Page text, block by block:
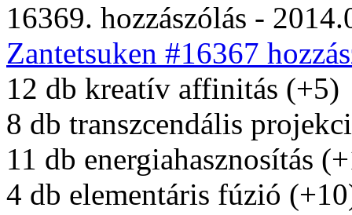
16369. hozzászólás -
Zantetsuken #16367
12 db kreatív affinitás (+5)
8 db transzcendális
11 db energiahasznosítás
4 db elementáris fúzió